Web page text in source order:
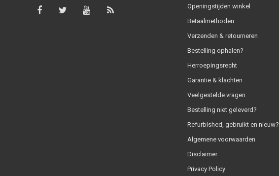
Openingstijden winkel
Betaalmethoden
Verzenden & retourneren
Bestelling ophalen?
Herroepingsrecht
Garantie & klachten
Veelgestelde vragen
Bestelling niet geleverd?
Refurbished, gebruikt en nieuw?
Algemene voorwaarden
Disclaimer
Privacy Policy